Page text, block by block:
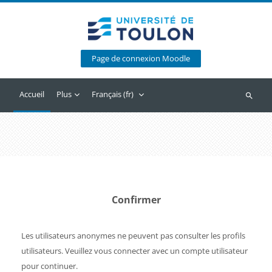
Page de connexion Moodle
Accueil Plus Français ‎(fr)‎
Confirmer
Les utilisateurs anonymes ne peuvent pas consulter les profils
utilisateurs. Veuillez vous connecter avec un compte utilisateur
pour continuer.